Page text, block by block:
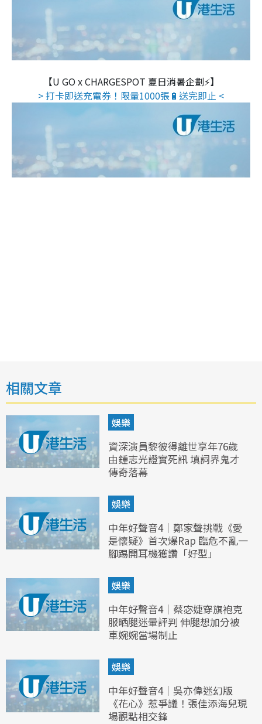
【U GO x CHARGESPOT 夏日消暑企劃⚡】
> 打卡即送充電券！限量1000張🔋送完即止 <
相關文章
娛樂
資深演員黎彼得離世享年76歲
由鍾志光證實死訊 填詞界鬼才
傳奇落幕
娛樂
中年好聲音4｜鄭家聲挑戰《愛
是懷疑》首次爆Rap 臨危不亂一
腳踢開耳機獲讚「好型」
娛樂
中年好聲音4｜蔡宓婕穿旗袍克
服晒腿迷暈評判 伸腿想加分被
車婉婉當場制止
娛樂
中年好聲音4｜吳亦偉迷幻版
《花心》惹爭議！張佳添海兒現
場觀點相交鋒